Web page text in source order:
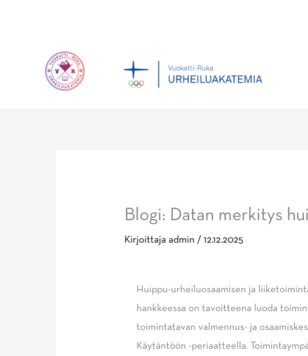
Blogi: Datan merkitys
Kirjoittajaadmin /12.12.2025
Huippu-urheiluosaamisen ja
hankkeessa on tavoitteena luoda
toimintatavan valmennus- ja
Käytäntöön -periaatteella.